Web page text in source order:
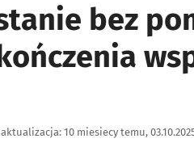
bez
aktualizacja: 10 miesiecy temu,